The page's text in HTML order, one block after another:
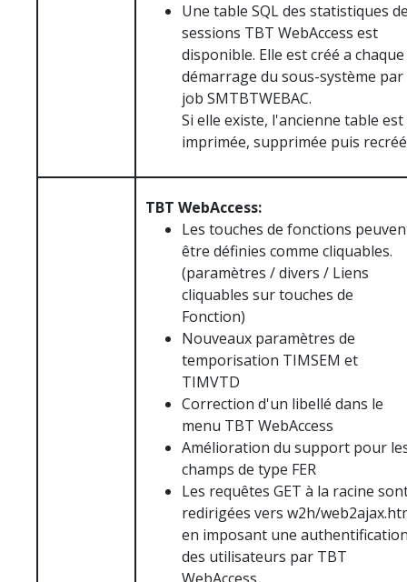
Une table SQL des statistiques
sessions TBT WebAccess est
disponible. Elle est créé a chaque
démarrage du sous-système par
job SMTBTWEBAC.
Si elle existe, l'ancienne table est
imprimée, supprimée puis
TBT WebAccess:
Les touches de fonctions
être définies comme cliquables.
(paramètres / divers / Liens
cliquables sur touches de
Fonction)
Nouveaux paramètres de
temporisation TIMSEM et
TIMVTD
Correction d'un libellé dans le
menu TBT WebAccess
Amélioration du support pour
champs de type FER
Les requêtes GET à la racine
redirigées vers w2h/
en imposant une
des utilisateurs par TBT